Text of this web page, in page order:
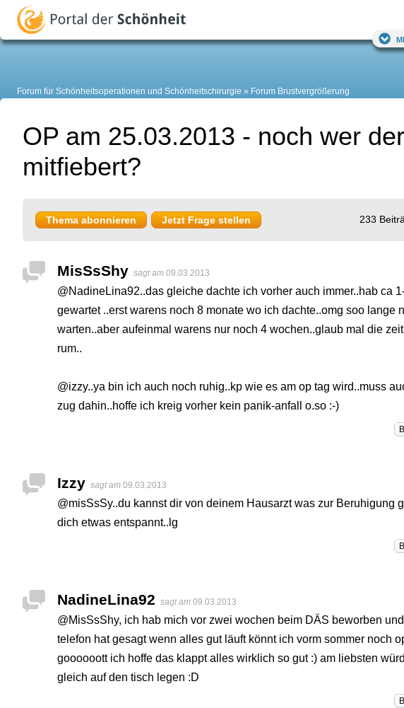
Forum für Schönheitsoperationen und Schönheitschirurgie Forum Brustvergrößerung
OP am 25.03.2013 - noch wer der
mitfiebert?
Thema abonnieren Jetzt Frage stellen 233
MisSsShy sagt am 09.03.2013
@NadineLina92..das gleiche dachte ich vorher auch immer..hab ca
gewartet ..erst warens noch 8 monate wo ich dachte..omg soo lange
warten..aber aufeinmal warens nur noch 4 wochen..glaub mal die zeit
rum..
@izzy..ya bin ich auch noch ruhig..kp wie es am op tag wird..muss
zug dahin..hoffe ich kreig vorher kein panik-anfall o.so :-)
Izzy sagt am 09.03.2013
@misSsSy..du kannst dir von deinem Hausarzt was zur Beruhigung
dich etwas entspannt..lg
NadineLina92 sagt am 09.03.2013
@MisSsShy, ich hab mich vor zwei wochen beim DÄS beworben
telefon hat gesagt wenn alles gut läuft könnt ich vorm sommer noch
goooooott ich hoffe das klappt alles wirklich so gut :) am liebsten
gleich auf den tisch legen :D